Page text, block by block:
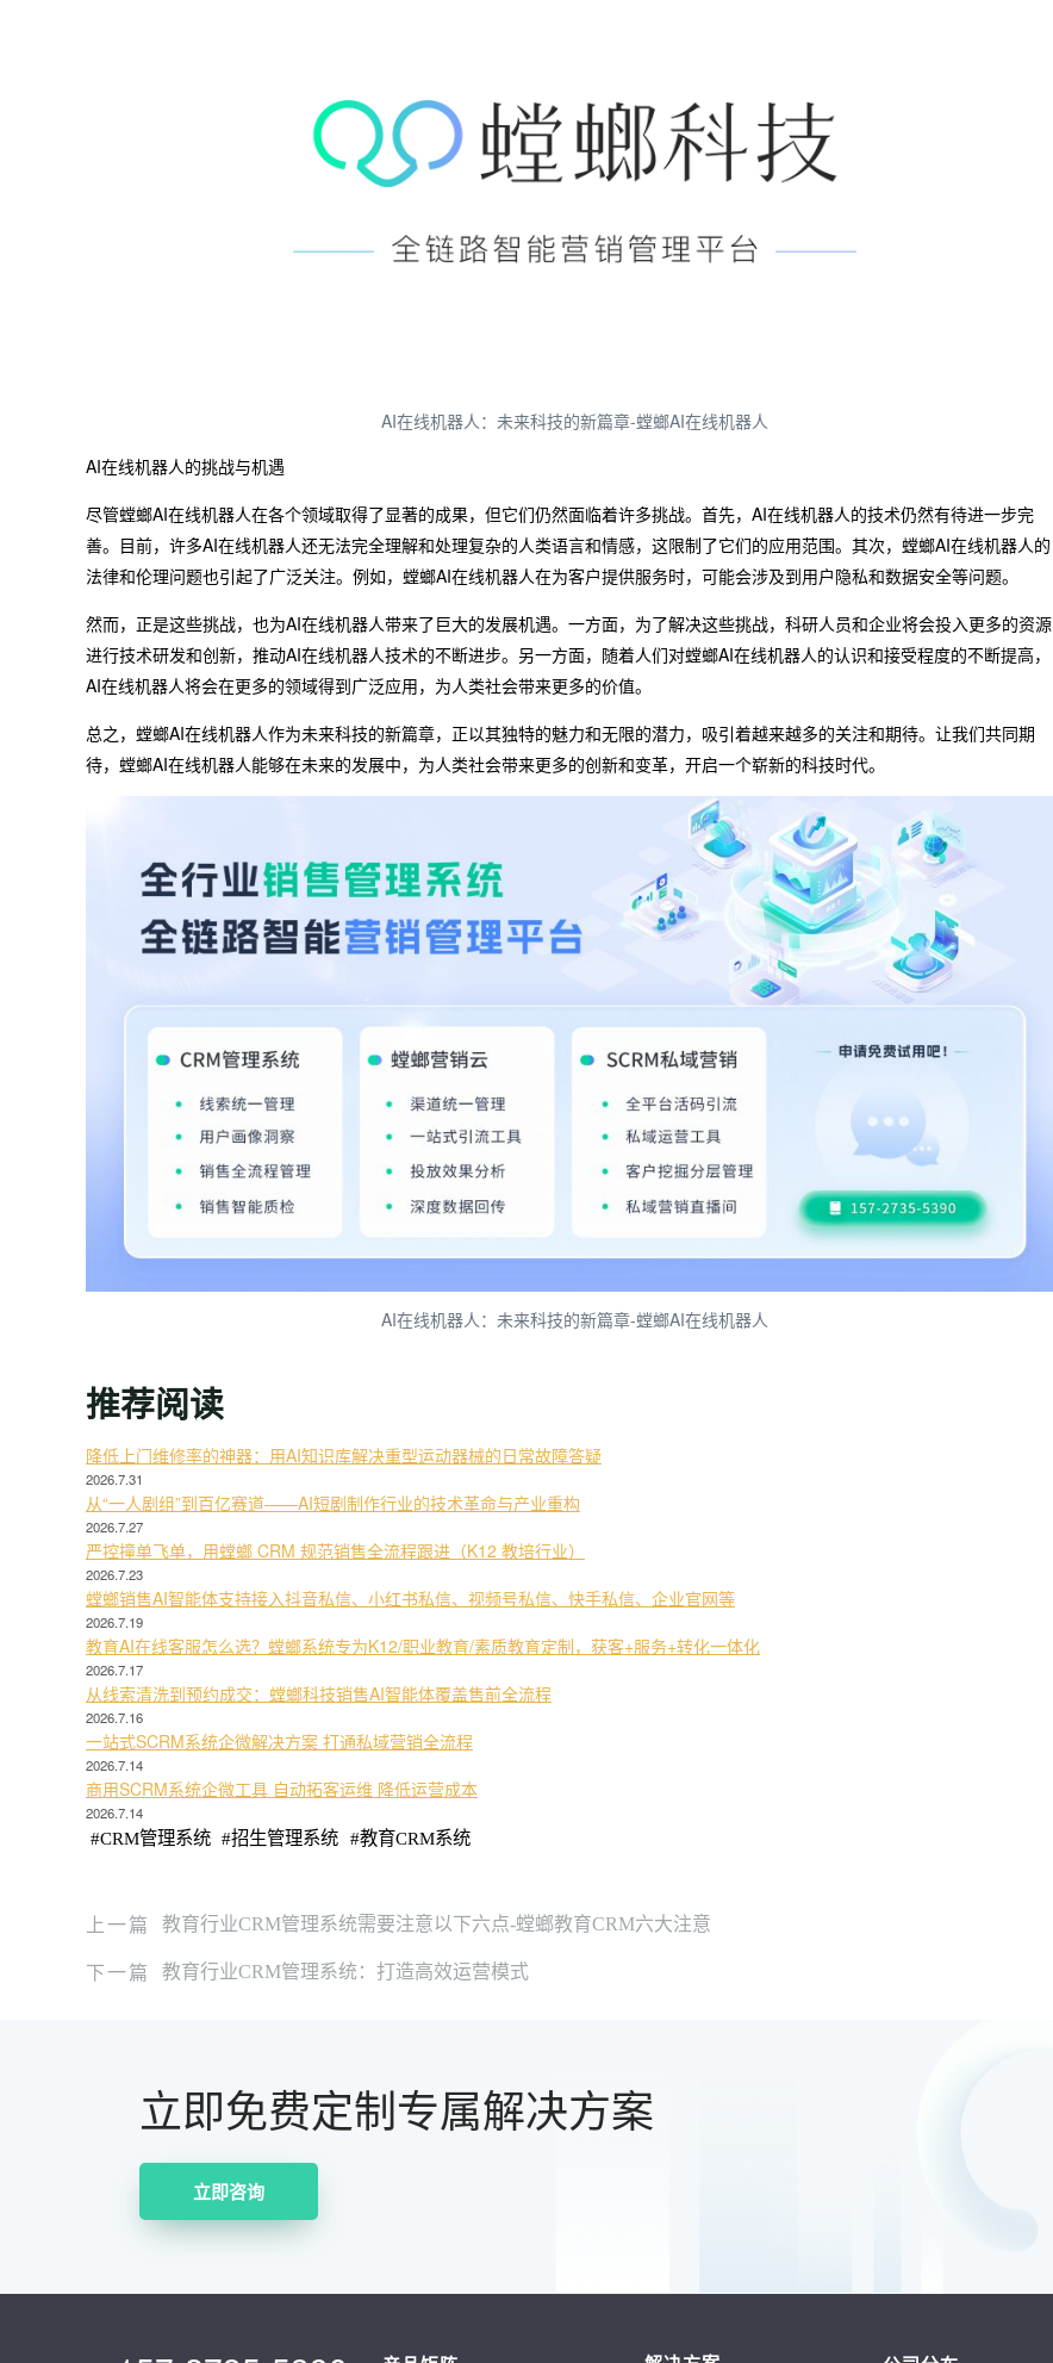
AI在线机器人：未来科技的新篇章-螳螂AI在线机器人
AI在线机器人的挑战与机遇
尽管螳螂AI在线机器人在各个领域取得了显著的成果，但它们仍然面临着许多挑战。首先，AI在线机器人的技术仍然有待进一步完
善。目前，许多AI在线机器人还无法完全理解和处理复杂的人类语言和情感，这限制了它们的应用范围。其次，螳螂AI在线机器人的
法律和伦理问题也引起了广泛关注。例如，螳螂AI在线机器人在为客户提供服务时，可能会涉及到用户隐私和数据安全等问题。
然而，正是这些挑战，也为AI在线机器人带来了巨大的发展机遇。一方面，为了解决这些挑战，科研人员和企业将会投入更多的资源
进行技术研发和创新，推动AI在线机器人技术的不断进步。另一方面，随着人们对螳螂AI在线机器人的认识和接受程度的不断提高，
AI在线机器人将会在更多的领域得到广泛应用，为人类社会带来更多的价值。
总之，螳螂AI在线机器人作为未来科技的新篇章，正以其独特的魅力和无限的潜力，吸引着越来越多的关注和期待。让我们共同期
待，螳螂AI在线机器人能够在未来的发展中，为人类社会带来更多的创新和变革，开启一个崭新的科技时代。
AI在线机器人：未来科技的新篇章-螳螂AI在线机器人
推荐阅读
降低上门维修率的神器：用AI知识库解决重型运动器械的日常故障答疑
2026.7.31
从“一人剧组”到百亿赛道——AI短剧制作行业的技术革命与产业重构
2026.7.27
严控撞单飞单，用螳螂 CRM 规范销售全流程跟进（K12 教培行业）
2026.7.23
螳螂销售AI智能体支持接入抖音私信、小红书私信、视频号私信、快手私信、企业官网等
2026.7.19
教育AI在线客服怎么选？螳螂系统专为K12/职业教育/素质教育定制，获客+服务+转化一体化
2026.7.17
从线索清洗到预约成交：螳螂科技销售AI智能体覆盖售前全流程
2026.7.16
一站式SCRM系统企微解决方案 打通私域营销全流程
2026.7.14
商用SCRM系统企微工具 自动拓客运维 降低运营成本
2026.7.14
#CRM管理系统 #招生管理系统 #教育CRM系统
上一篇 教育行业CRM管理系统需要注意以下六点-螳螂教育CRM六大注意
下一篇 教育行业CRM管理系统：打造高效运营模式
立即免费定制专属解决方案
立即咨询